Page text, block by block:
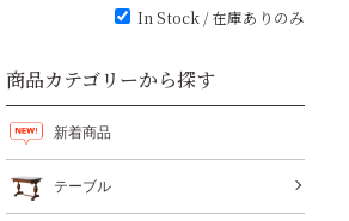
In Stock / 在庫ありのみ
商品カテゴリーから探す
新着商品
テーブル